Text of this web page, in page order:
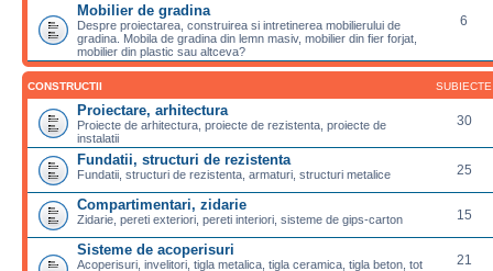
Mobilier de gradina
Despre proiectarea, construirea si intretinerea mobilierului de
gradina. Mobila de gradina din lemn masiv, mobilier din fier forjat,
mobilier din plastic sau altceva?
6
CONSTRUCTII SUBIECTE
Proiectare, arhitectura
Proiecte de arhitectura, proiecte de rezistenta, proiecte de
instalatii
30
Fundatii, structuri de rezistenta
Fundatii, structuri de rezistenta, armaturi, structuri metalice 25
Compartimentari, zidarie
Zidarie, pereti exteriori, pereti interiori, sisteme de gips-carton 15
Sisteme de acoperisuri
Acoperisuri, invelitori, tigla metalica, tigla ceramica, tigla beton, tot
21